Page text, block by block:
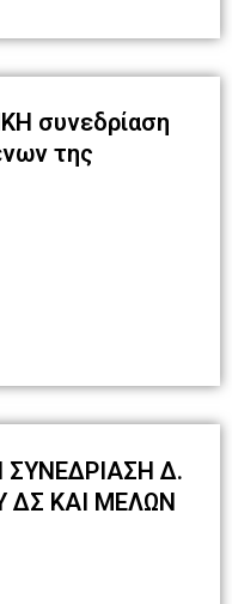
συνεδρίαση
της
ΣΥΝΕΔΡΙΑΣΗ Δ.
ΔΣ ΚΑΙ ΜΕΛΩΝ